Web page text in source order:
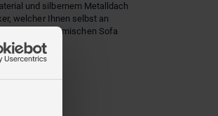
und silbernem Metalldach
welcher Ihnen selbst an
auf dem heimischen Sofa